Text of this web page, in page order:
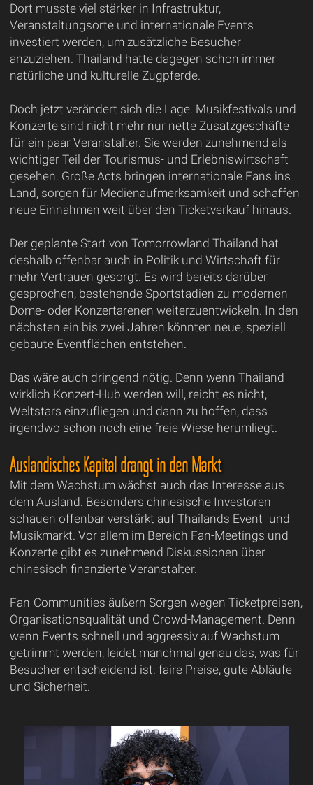
Dort musste viel stärker in Infrastruktur,
Veranstaltungsorte und internationale Events
investiert werden, um zusätzliche Besucher
anzuziehen. Thailand hatte dagegen schon immer
natürliche und kulturelle Zugpferde.
Doch jetzt verändert sich die Lage. Musikfestivals und
Konzerte sind nicht mehr nur nette Zusatzgeschäfte
für ein paar Veranstalter. Sie werden zunehmend als
wichtiger Teil der Tourismus- und Erlebniswirtschaft
gesehen. Große Acts bringen internationale Fans ins
Land, sorgen für Medienaufmerksamkeit und schaffen
neue Einnahmen weit über den Ticketverkauf hinaus.
Der geplante Start von Tomorrowland Thailand hat
deshalb offenbar auch in Politik und Wirtschaft für
mehr Vertrauen gesorgt. Es wird bereits darüber
gesprochen, bestehende Sportstadien zu modernen
Dome- oder Konzertarenen weiterzuentwickeln. In den
nächsten ein bis zwei Jahren könnten neue, speziell
gebaute Eventflächen entstehen.
Das wäre auch dringend nötig. Denn wenn Thailand
wirklich Konzert-Hub werden will, reicht es nicht,
Weltstars einzufliegen und dann zu hoffen, dass
irgendwo schon noch eine freie Wiese herumliegt.
Ausländisches Kapital drängt in den Markt
Mit dem Wachstum wächst auch das Interesse aus
dem Ausland. Besonders chinesische Investoren
schauen offenbar verstärkt auf Thailands Event- und
Musikmarkt. Vor allem im Bereich Fan-Meetings und
Konzerte gibt es zunehmend Diskussionen über
chinesisch finanzierte Veranstalter.
Fan-Communities äußern Sorgen wegen Ticketpreisen,
Organisationsqualität und Crowd-Management. Denn
wenn Events schnell und aggressiv auf Wachstum
getrimmt werden, leidet manchmal genau das, was für
Besucher entscheidend ist: faire Preise, gute Abläufe
und Sicherheit.